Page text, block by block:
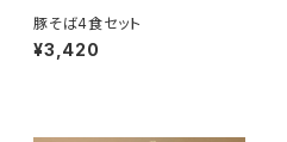
豚そば4食セット
¥3,420